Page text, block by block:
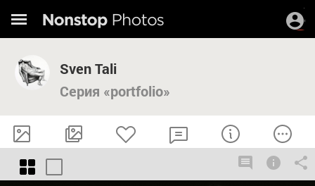
Sven Tali
Серия «portfolio»